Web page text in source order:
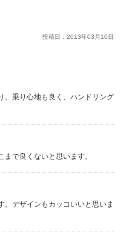
投稿日： 2013年03 月 10日
。乗り心地も良く、ハンドリング
で良くないと思います。
。デザインもカッコいいと思いま